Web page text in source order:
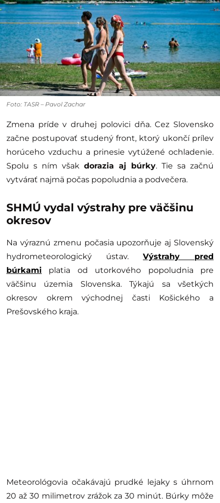
Foto: TASR – Pavol Zachar
Zmena príde v druhej polovici dňa. Cez Slovensko
začne postupovať studený front, ktorý ukončí prílev
horúceho vzduchu a prinesie vytúžené ochladenie.
Spolu s ním však dorazia aj búrky. Tie sa začnú
vytvárať najmä počas popoludnia a podvečera.
SHMÚ vydal výstrahy pre väčšinu
okresov
Na výraznú zmenu počasia upozorňuje aj Slovenský
hydrometeorologický ústav. Výstrahy pred
búrkami platia od utorkového popoludnia pre
väčšinu územia Slovenska. Týkajú sa všetkých
okresov okrem východnej časti Košického a
Prešovského kraja.
Meteorológovia očakávajú prudké lejaky s úhrnom
20 až 30 milimetrov zrážok za 30 minút. Búrky môže